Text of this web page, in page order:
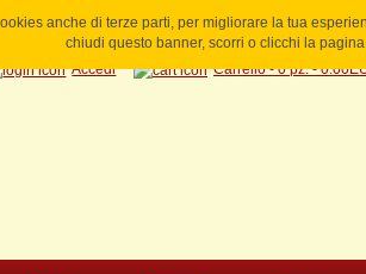
anche di terze parti, per migliorare la tua
chiudi questo banner, scorri o clicchi la
Accedi Carrello - 0 pz. -